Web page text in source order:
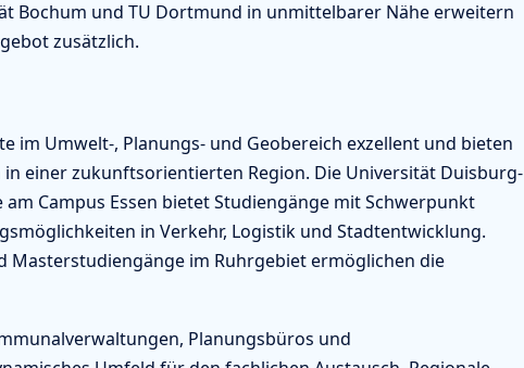
Bochum und TU Dortmund in unmittelbarer Nähe erweitern
zusätzlich.
im Umwelt-, Planungs- und Geobereich exzellent und bieten
einer zukunftsorientierten Region. Die Universität Duisburg-
Campus Essen bietet Studiengänge mit Schwerpunkt
in Verkehr, Logistik und Stadtentwicklung.
Masterstudiengänge im Ruhrgebiet ermöglichen die
Planungsbüros und